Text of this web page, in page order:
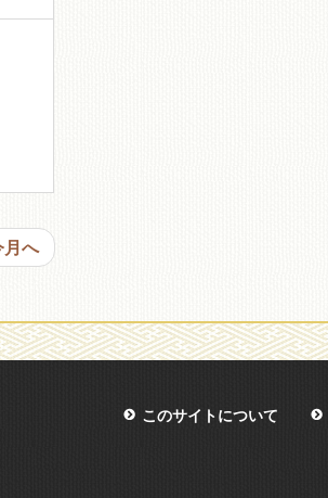
月へ
このサイトについて